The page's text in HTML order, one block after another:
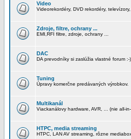
Video
Videorekordéry, DVD rekordéry, televízory,
Zdroje, filtre, ochrany ...
EMI,RFI filtre, zdroje, ochrany ...
DAC
DA prevodníky si zaslúžia vlastné forum :-)
Tuning
Úpravy komerčne predávaných výrobkov.
Multikanál
Viackanálovy hardware, AVR, ... (nie all-
HTPC, media streaming
HTPC, LAN AV streaming, rôzne